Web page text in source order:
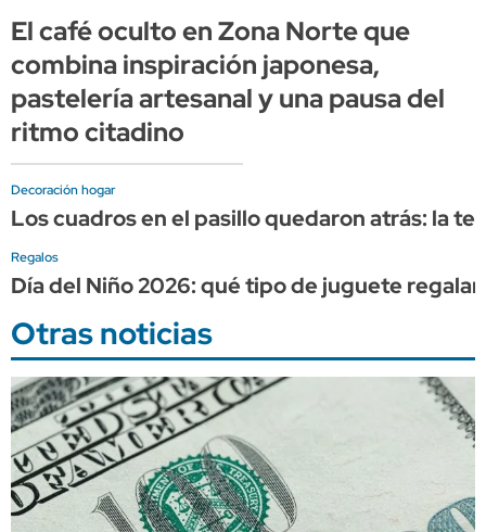
El café oculto en Zona Norte que
combina inspiración japonesa,
pastelería artesanal y una pausa del
ritmo citadino
Decoración hogar
Los cuadros en el pasillo quedaron atrás: la
Regalos
Día del Niño 2026: qué tipo de juguete
Otras noticias